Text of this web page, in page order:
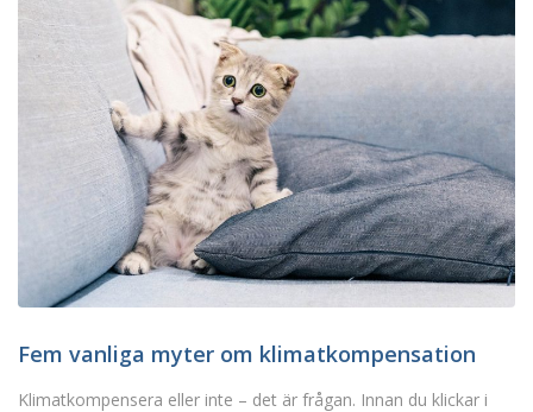
Fem vanliga myter om klimatkompensation
Klimatkompensera eller inte – det är frågan. Innan du klickar i